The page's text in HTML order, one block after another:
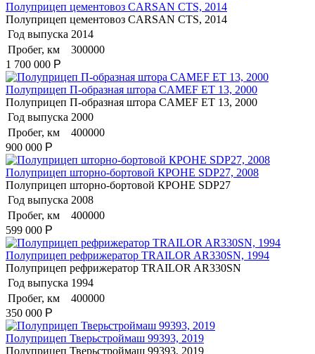
Полуприцеп цементовоз СARSАN CТS, 2014
Полуприцеп цементовоз СARSАN CТS, 2014
Год выпуска 2014
Пробег, км
300000
1 700 000 Р
Полуприцеп П-образная штора CAMEF ET 13, 2000
Полуприцеп П-образная штора CAMEF ET 13, 2000
Год выпуска 2000
Пробег, км
400000
900 000 Р
Полуприцеп шторно-бортовой КРОНЕ SDP27, 2008
Полуприцеп шторно-бортовой КРОНЕ SDP27
Год выпуска 2008
Пробег, км
400000
599 000 Р
Полуприцеп рефрижератор TRAILOR AR330SN, 1994
Полуприцеп рефрижератор TRAILOR AR330SN
Год выпуска 1994
Пробег, км
400000
350 000 Р
Полуприцеп Тверьстроймаш 99393, 2019
Полуприцеп Тверьстроймаш 99393, 2019